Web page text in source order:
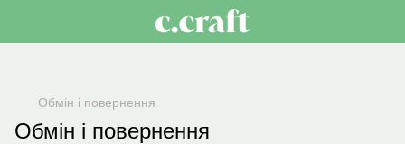
Обмін і повернення
Обмін і повернення